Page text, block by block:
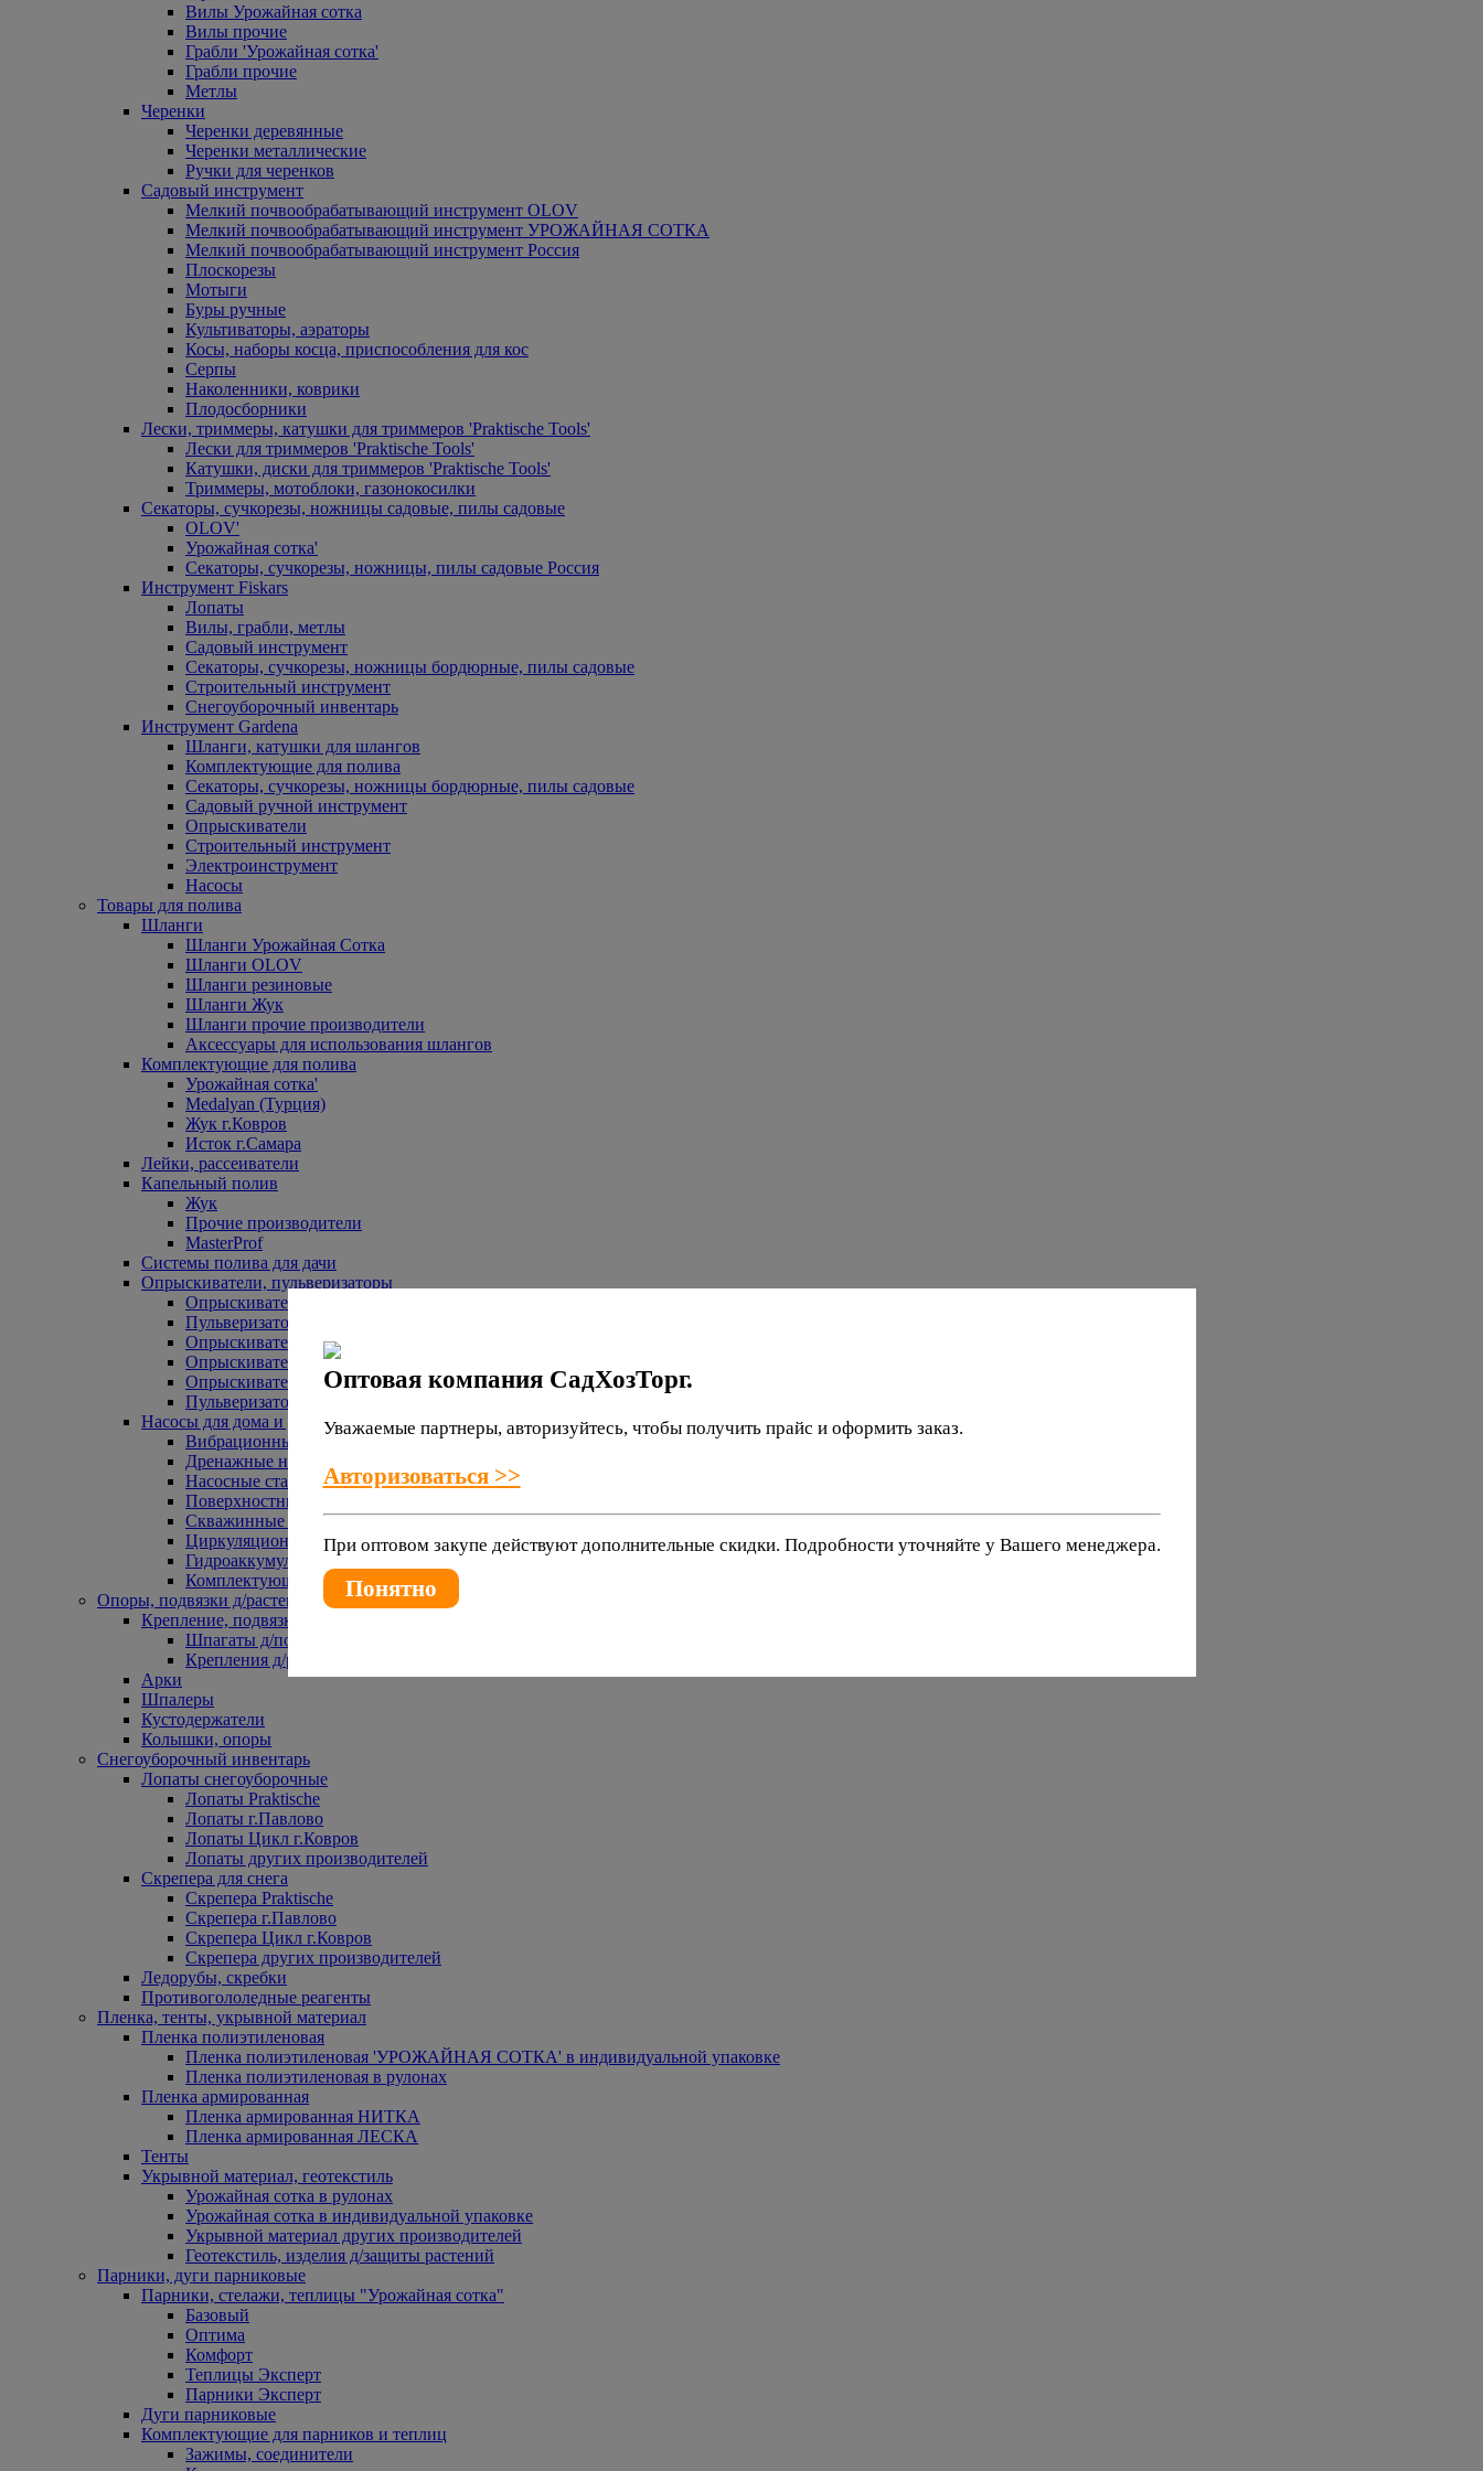
Вилы Урожайная сотка
Вилы прочие
Грабли 'Урожайная сотка'
Грабли прочие
Метлы
Черенки
Черенки деревянные
Черенки металлические
Ручки для черенков
Садовый инструмент
Мелкий почвообрабатывающий инструмент OLOV
Мелкий почвообрабатывающий инструмент УРОЖАЙНАЯ СОТКА
Мелкий почвообрабатывающий инструмент Россия
Плоскорезы
Мотыги
Буры ручные
Культиваторы, аэраторы
Косы, наборы косца, приспособления для кос
Серпы
Наколенники, коврики
Плодосборники
Лески, триммеры, катушки для триммеров 'Praktische Tools'
Лески для триммеров 'Praktische Tools'
Катушки, диски для триммеров 'Praktische Tools'
Триммеры, мотоблоки, газонокосилки
Секаторы, сучкорезы, ножницы садовые, пилы садовые
OLOV'
Урожайная сотка'
Секаторы, сучкорезы, ножницы, пилы садовые Россия
Инструмент Fiskars
Лопаты
Вилы, грабли, метлы
Садовый инструмент
Секаторы, сучкорезы, ножницы бордюрные, пилы садовые
Строительный инструмент
Снегоуборочный инвентарь
Инструмент Gardena
Шланги, катушки для шлангов
Комплектующие для полива
Секаторы, сучкорезы, ножницы бордюрные, пилы садовые
Садовый ручной инструмент
Опрыскиватели
Строительный инструмент
Электроинструмент
Насосы
Товары для полива
Шланги
Шланги Урожайная Сотка
Шланги OLOV
Шланги резиновые
Шланги Жук
Шланги прочие производители
Аксессуары для использования шлангов
Комплектующие для полива
Урожайная сотка'
Medalyan (Турция)
Жук г.Ковров
Исток г.Самара
Лейки, рассеиватели
Капельный полив
Жук
Прочие производители
MasterProf
Системы полива для дачи
Опрыскиватели, пульверизаторы
Опрыскиватели аккумуляторные
Пульверизаторы прочие
Опрыскиватели Урожайная сотка
Опрыскиватели Жук
Опрыскиватели прочие
Пульверизаторы Урожайная сотка
Насосы для дома и дачи
Вибрационные насосы
Дренажные насосы
Насосные станции
Поверхностные насосы
Скважинные насосы
Циркуляционные насосы
Гидроаккумуляторы и расширительные баки
Комплектующие к насосам
Опоры, подвязки д/растений
Крепление, подвязки д/растений
Шпагаты д/подвязки растений
Крепления д/растений
Арки
Шпалеры
Кустодержатели
Колышки, опоры
Снегоуборочный инвентарь
Лопаты снегоуборочные
Лопаты Praktische
Лопаты г.Павлово
Лопаты Цикл г.Ковров
Лопаты других производителей
Скрепера для снега
Скрепера Praktische
Скрепера г.Павлово
Скрепера Цикл г.Ковров
Скрепера других производителей
Ледорубы, скребки
Противогололедные реагенты
Пленка, тенты, укрывной материал
Пленка полиэтиленовая
Пленка полиэтиленовая 'УРОЖАЙНАЯ СОТКА' в индивидуальной упаковке
Пленка полиэтиленовая в рулонах
Пленка армированная
Пленка армированная НИТКА
Пленка армированная ЛЕСКА
Тенты
Укрывной материал, геотекстиль
Урожайная сотка в рулонах
Урожайная сотка в индивидуальной упаковке
Укрывной материал других производителей
Геотекстиль, изделия д/защиты растений
Парники, дуги парниковые
Парники, стелажи, теплицы "Урожайная сотка"
Базовый
Оптима
Комфорт
Теплицы Эксперт
Парники Эксперт
Дуги парниковые
Комплектующие для парников и теплиц
Зажимы, соединители
Оптовая компания СадХозТорг.
Уважаемые партнеры, авторизуйтесь, чтобы получить прайс и оформить заказ.
Авторизоваться >>
При оптовом закупе действуют дополнительные скидки. Подробности уточняйте у Вашего менеджера.
Понятно